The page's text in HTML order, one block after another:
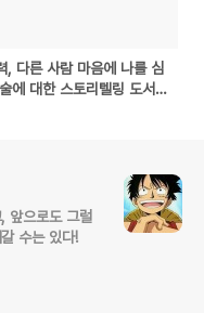
, 다른 사람 마음에 나를 심
에 대한 스토리텔링 도서
앞으로도 그럴
수는 있다!